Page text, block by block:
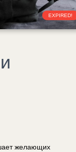
EXPIRED!
желающих